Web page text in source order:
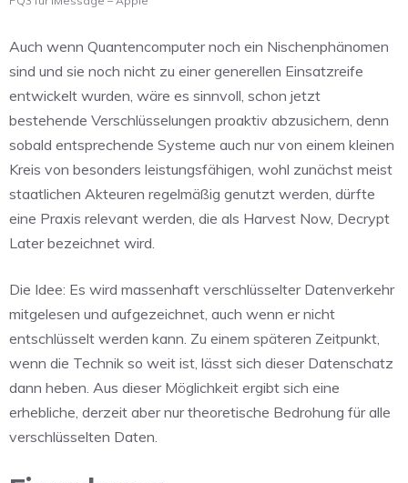
Auch wenn Quantencomputer noch ein Nischenphänomen
sind und sie noch nicht zu einer generellen Einsatzreife
entwickelt wurden, wäre es sinnvoll, schon jetzt
bestehende Verschlüsselungen proaktiv abzusichern, denn
sobald entsprechende Systeme auch nur von einem kleinen
Kreis von besonders leistungsfähigen, wohl zunächst meist
staatlichen Akteuren regelmäßig genutzt werden, dürfte
eine Praxis relevant werden, die als Harvest Now, Decrypt
Later bezeichnet wird.
Die Idee: Es wird massenhaft verschlüsselter Datenverkehr
mitgelesen und aufgezeichnet, auch wenn er nicht
entschlüsselt werden kann. Zu einem späteren Zeitpunkt,
wenn die Technik so weit ist, lässt sich dieser Datenschatz
dann heben. Aus dieser Möglichkeit ergibt sich eine
erhebliche, derzeit aber nur theoretische Bedrohung für alle
verschlüsselten Daten.